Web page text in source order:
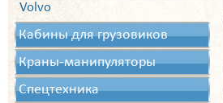
Volvo
Кабины для грузовиков
Краны-манипуляторы
Спецтехника